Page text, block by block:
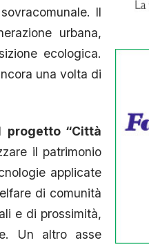
Il
urbana,
ecologica.
una volta di
progetto “Città
il patrimonio
applicate
di comunità
e di prossimità,
Un altro asse